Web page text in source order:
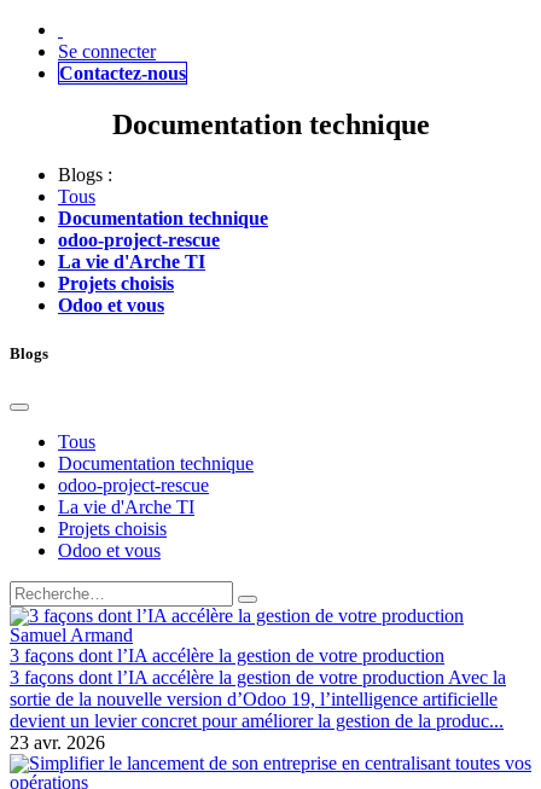
Se connecter
Contactez-nous
Documentation technique
Blogs :
Tous
Documentation technique
odoo-project-rescue
La vie d'Arche TI
Projets choisis
Odoo et vous
Blogs
Tous
Documentation technique
odoo-project-rescue
La vie d'Arche TI
Projets choisis
Odoo et vous
Samuel Armand
3 façons dont l’IA accélère la gestion de votre production
3 façons dont l’IA accélère la gestion de votre production Avec la
sortie de la nouvelle version d’Odoo 19, l’intelligence artificielle
devient un levier concret pour améliorer la gestion de la produc...
23 avr. 2026